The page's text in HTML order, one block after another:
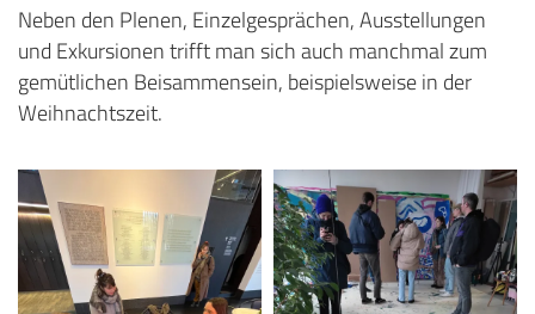
Neben den Plenen, Einzelgesprächen, Ausstellungen
und Exkursionen trifft man sich auch manchmal zum
gemütlichen Beisammensein, beispielsweise in der
Weihnachtszeit.